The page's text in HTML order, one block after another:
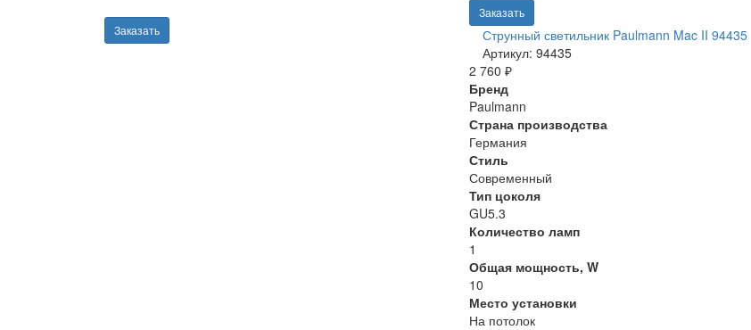
Заказать
Заказать
Струнный светильник Paulmann Mac II 94435
Артикул: 94435
2 760 ₽
Бренд
Paulmann
Страна производства
Германия
Стиль
Современный
Тип цоколя
GU5.3
Количество ламп
1
Общая мощность, W
10
Место установки
На потолок